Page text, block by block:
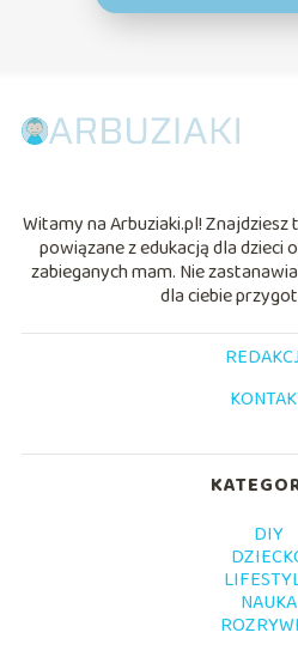
Witamy na Arbuziaki.pl!
powiązane z edukacją dla dzieci
zabieganych mam. Nie
dla ciebie
DIY
NAUKA